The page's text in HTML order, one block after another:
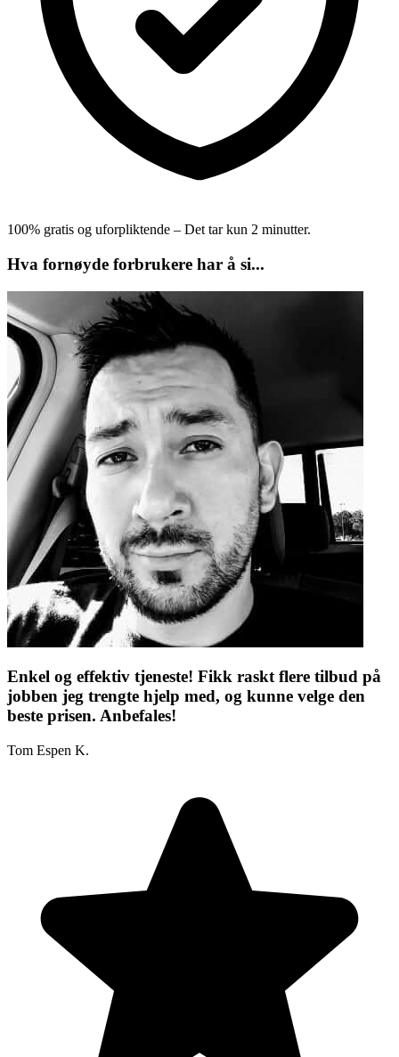
100% gratis og uforpliktende – Det tar kun 2 minutter.
Hva fornøyde forbrukere har å si...
Enkel og effektiv tjeneste! Fikk raskt flere tilbud på
jobben jeg trengte hjelp med, og kunne velge den
beste prisen. Anbefales!
Tom Espen K.